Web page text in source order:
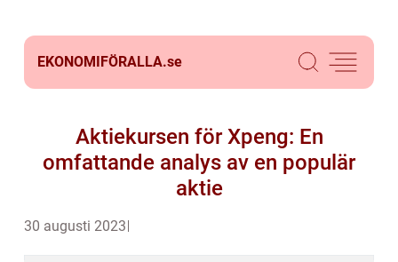
EKONOMIFÖRALLA.se
Aktiekursen för Xpeng: En
omfattande analys av en populär
aktie
30 augusti 2023